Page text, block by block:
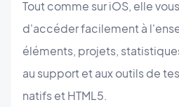
Tout comme sur iOS, elle
d'accéder facilement à
éléments, projets,
au support et aux outils de
natifs et HTML5.